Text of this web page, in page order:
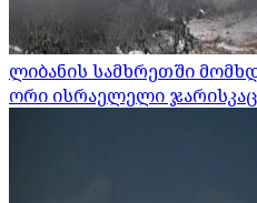
ლიბანის სამხრეთში
ორი ისრაელელი